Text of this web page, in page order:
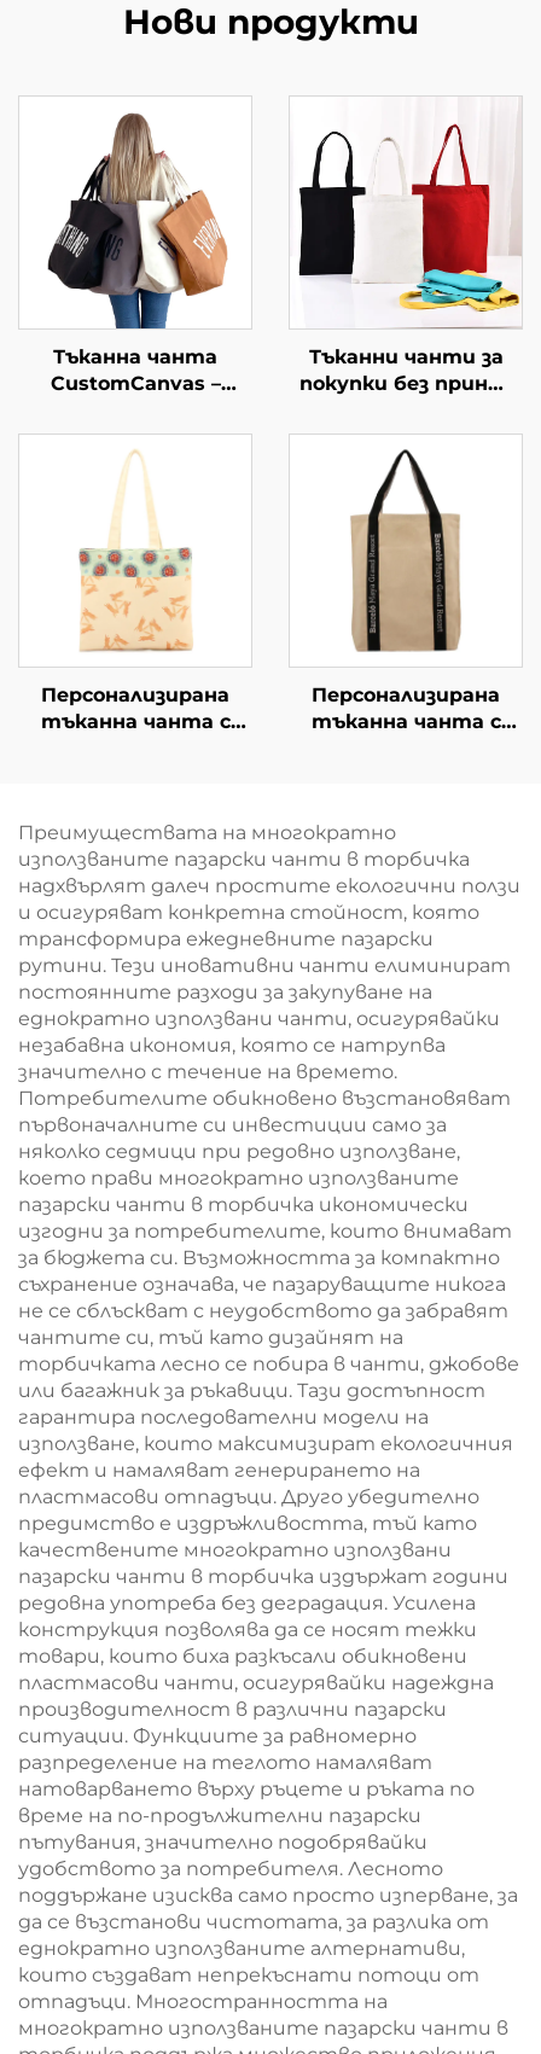
Нови продукти
Тъканна чанта
CustomCanvas –
всекидневна
употреба
Тъканни чанти за
покупки без принт,
използване – пълна
персонализация
(ODM/OEM)
Персонализирана
тъканна чанта с
подаръчно решение
за брандиране
Персонализирана
тъканна чанта с
подходяща за
всекидневна
употреба
Преимуществата на многократно
използваните пазарски чанти в торбичка
надхвърлят далеч простите екологични ползи
и осигуряват конкретна стойност, която
трансформира ежедневните пазарски
рутини. Тези иновативни чанти елиминират
постоянните разходи за закупуване на
еднократно използвани чанти, осигурявайки
незабавна икономия, която се натрупва
значително с течение на времето.
Потребителите обикновено възстановяват
първоначалните си инвестиции само за
няколко седмици при редовно използване,
което прави многократно използваните
пазарски чанти в торбичка икономически
изгодни за потребителите, които внимават
за бюджета си. Възможността за компактно
съхранение означава, че пазаруващите никога
не се сблъскват с неудобството да забравят
чантите си, тъй като дизайнят на
торбичката лесно се побира в чанти, джобове
или багажник за ръкавици. Тази достъпност
гарантира последователни модели на
използване, които максимизират екологичния
ефект и намаляват генерирането на
пластмасови отпадъци. Друго убедително
предимство е издръжливостта, тъй като
качествените многократно използвани
пазарски чанти в торбичка издържат години
редовна употреба без деградация. Усилена
конструкция позволява да се носят тежки
товари, които биха разкъсали обикновени
пластмасови чанти, осигурявайки надеждна
производителност в различни пазарски
ситуации. Функциите за равномерно
разпределение на теглото намаляват
натоварването върху ръцете и ръката по
време на по-продължителни пазарски
пътувания, значително подобрявайки
удобството за потребителя. Лесното
поддържане изисква само просто изперване, за
да се възстанови чистотата, за разлика от
еднократно използваните алтернативи,
които създават непрекъснати потоци от
отпадъци. Многостранността на
многократно използваните пазарски чанти в